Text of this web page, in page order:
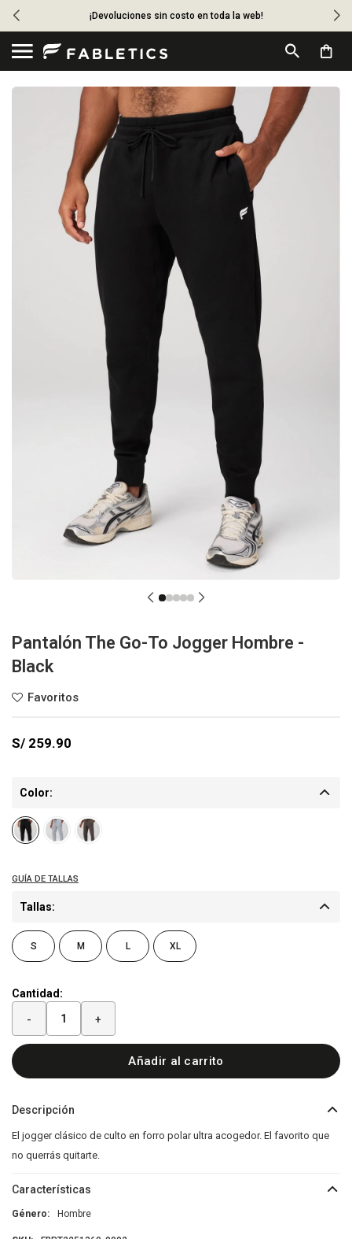
¡Devoluciones sin costo en toda la web!

Pantalón The Go-To Jogger Hombre -
Black
S/ 259.90
Color:
Tallas:
S M L XL
Cantidad:
- +
Añadir al carrito
Descripción
El jogger clásico de culto en forro polar ultra acogedor. El favorito que
no querrás quitarte.
Características
Género Hombre